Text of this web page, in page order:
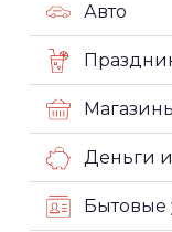
Авто
Деньги
Бытовые